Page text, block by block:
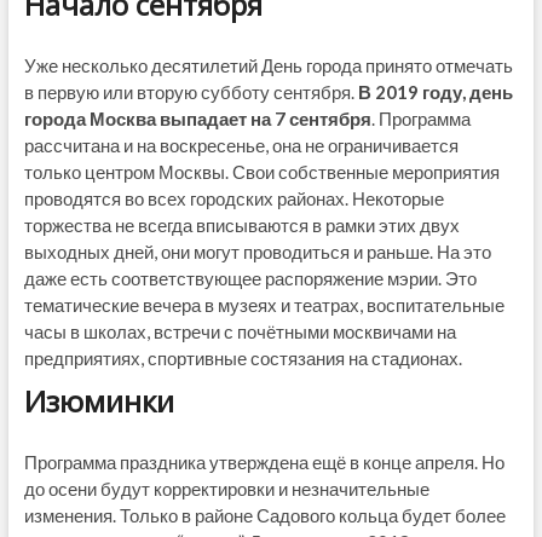
Уже несколько десятилетий День города принято отмечать
в первую или вторую субботу сентября. В 2019 году, день
города Москва выпадает на 7 сентября. Программа
рассчитана и на воскресенье, она не ограничивается
только центром Москвы. Свои собственные мероприятия
проводятся во всех городских районах. Некоторые
торжества не всегда вписываются в рамки этих двух
выходных дней, они могут проводиться и раньше. На это
даже есть соответствующее распоряжение мэрии. Это
тематические вечера в музеях и театрах, воспитательные
часы в школах, встречи с почётными москвичами на
предприятиях, спортивные состязания на стадионах.
Изюминки
Программа праздника утверждена ещё в конце апреля. Но
до осени будут корректировки и незначительные
изменения. Только в районе Садового кольца будет более